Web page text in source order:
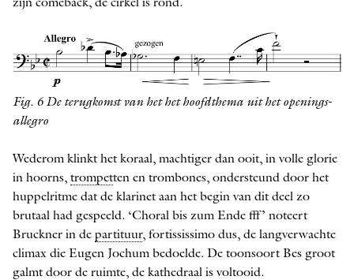
zijn comeback, de cirkel is rond.
Fig. 6 De terugkomst van het het hoofdthema uit het openings-
allegro
Wederom klinkt het koraal, machtiger dan ooit, in volle glorie
in hoorns, trompetten en trombones, ondersteund door het
huppelritme dat de klarinet aan het begin van dit deel zo
brutaal had gespeeld. ‘Choral bis zum Ende fff’ noteert
Bruckner in de partituur, fortississimo dus, de lang­verwachte
climax die Eugen Jochum bedoelde. De toonsoort Bes groot
galmt door de ruimte, de ­kathedraal is voltooid.